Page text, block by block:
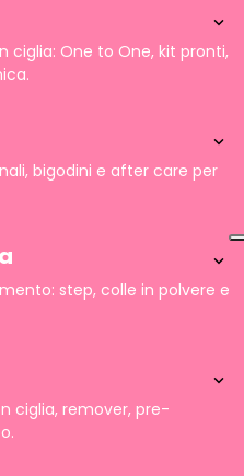

ciglia: One to One, kit pronti,

bigodini e after care per

step, colle in polvere e

ciglia, remover, pre-